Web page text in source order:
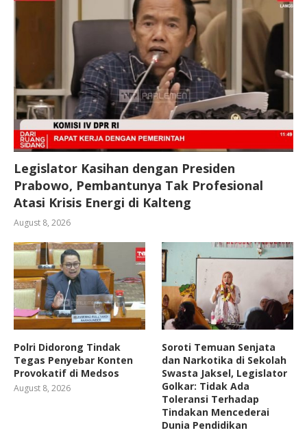
Legislator Kasihan dengan Presiden
Prabowo, Pembantunya Tak Profesional
Atasi Krisis Energi di Kalteng
August 8, 2026
Polri Didorong Tindak
Tegas Penyebar Konten
Provokatif di Medsos
August 8, 2026
Soroti Temuan Senjata
dan Narkotika di Sekolah
Swasta Jaksel, Legislator
Golkar: Tidak Ada
Toleransi Terhadap
Tindakan Mencederai
Dunia Pendidikan